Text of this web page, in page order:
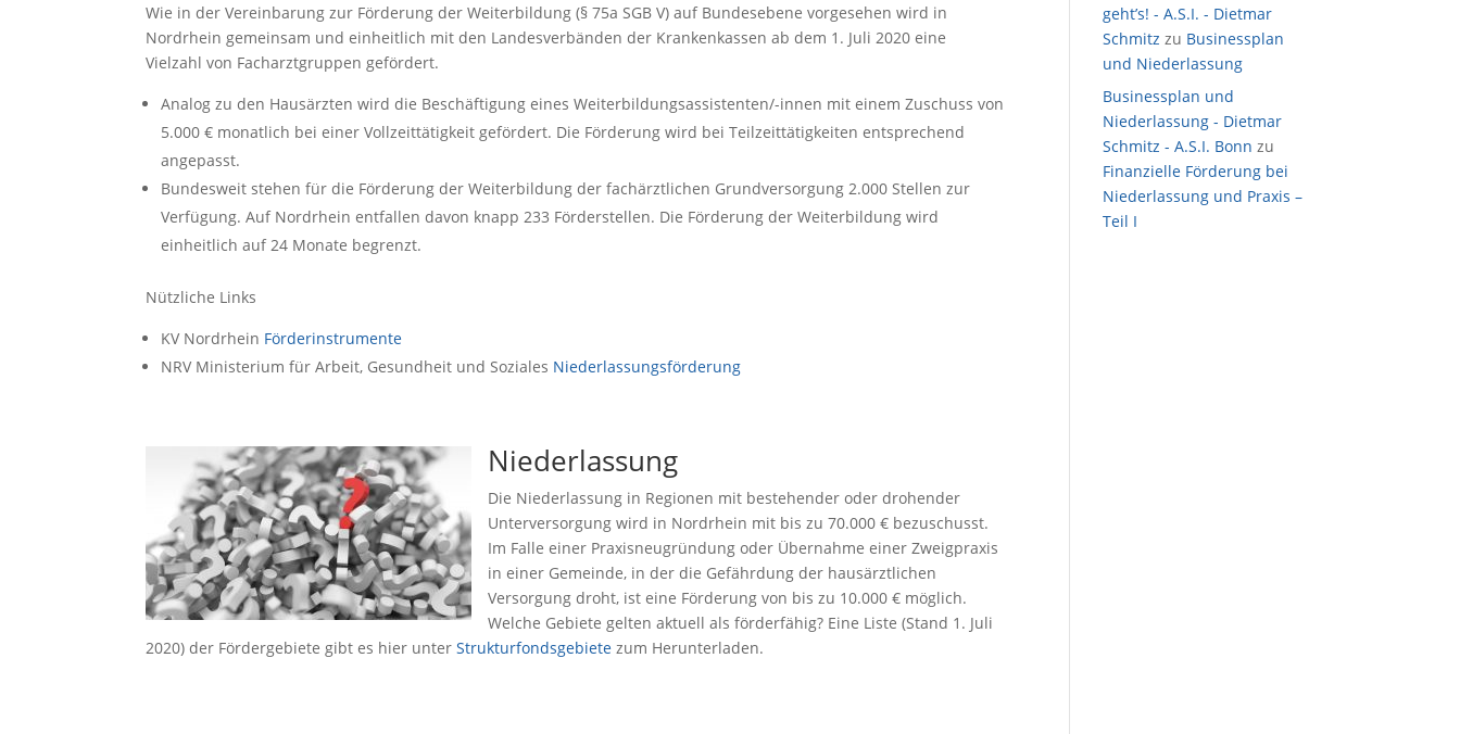
Wie in der Vereinbarung zur Förderung der Weiterbildung (§ 75a SGB V) auf Bundesebene vorgesehen wird in
Nordrhein gemeinsam und einheitlich mit den Landesverbänden der Krankenkassen ab dem 1. Juli 2020 eine
Vielzahl von Facharztgruppen gefördert.
Analog zu den Hausärzten wird die Beschäftigung eines Weiterbildungsassistenten/-innen mit einem Zuschuss von
5.000 € monatlich bei einer Vollzeittätigkeit gefördert. Die Förderung wird bei Teilzeittätigkeiten entsprechend
angepasst.
Bundesweit stehen für die Förderung der Weiterbildung der fachärztlichen Grundversorgung 2.000 Stellen zur
Verfügung. Auf Nordrhein entfallen davon knapp 233 Förderstellen. Die Förderung der Weiterbildung wird
einheitlich auf 24 Monate begrenzt.
Nützliche Links
KV Nordrhein Förderinstrumente
NRV Ministerium für Arbeit, Gesundheit und Soziales Niederlassungsförderung
Niederlassung
Die Niederlassung in Regionen mit bestehender oder drohender
Unterversorgung wird in Nordrhein mit bis zu 70.000 € bezuschusst.
Im Falle einer Praxisneugründung oder Übernahme einer Zweigpraxis
in einer Gemeinde, in der die Gefährdung der hausärztlichen
Versorgung droht, ist eine Förderung von bis zu 10.000 € möglich.
Welche Gebiete gelten aktuell als förderfähig? Eine Liste (Stand 1. Juli
2020) der Fördergebiete gibt es hier unterStrukturfondsgebiete zum Herunterladen.
geht’s! - A.S.I. - Dietmar
Schmitz zu Businessplan
und Niederlassung
Businessplan und
Niederlassung - Dietmar
Schmitz - A.S.I. Bonn zu
Finanzielle Förderung bei
Niederlassung und Praxis –
Teil I